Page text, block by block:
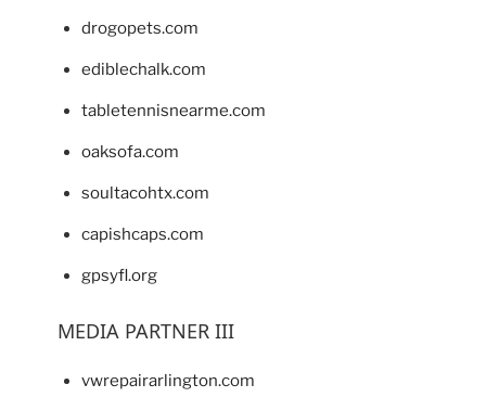
drogopets.com
ediblechalk.com
tabletennisnearme.com
oaksofa.com
soultacohtx.com
capishcaps.com
gpsyfl.org
MEDIA PARTNER III
vwrepairarlington.com